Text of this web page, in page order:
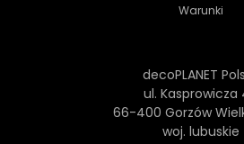
Warunki
decoPLANET
ul. Kasprowicza
66-400 Gorzów
woj. lubuskie